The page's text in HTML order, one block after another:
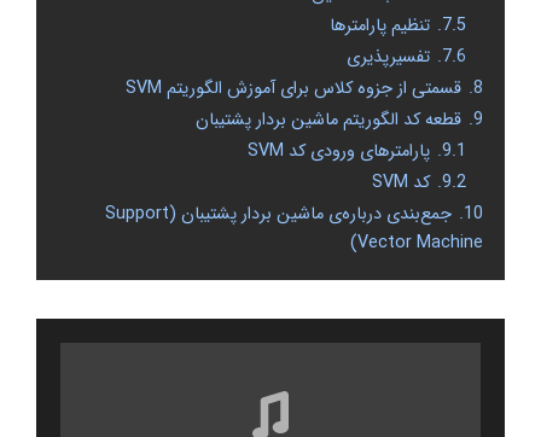
7.5. تنظیم پارامترها
7.6. تفسیرپذیری
8. قسمتی از جزوه کلاس برای آموزش الگوریتم SVM
9. قطعه کد الگوریتم ماشین بردار پشتیبان
9.1. پارامترهای ورودی کد SVM
9.2. کد SVM
10.
جمع‌بندی درباره‌ی ماشین بردار پشتیبان (Support
Vector Machine)